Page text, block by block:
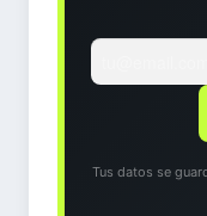
Tus datos se